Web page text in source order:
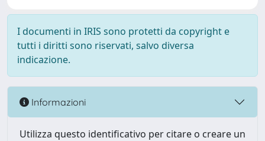
I documenti in IRIS sono protetti da copyright e
tutti i diritti sono riservati, salvo diversa
indicazione.
Informazioni
Utilizza questo identificativo per citare o creare un